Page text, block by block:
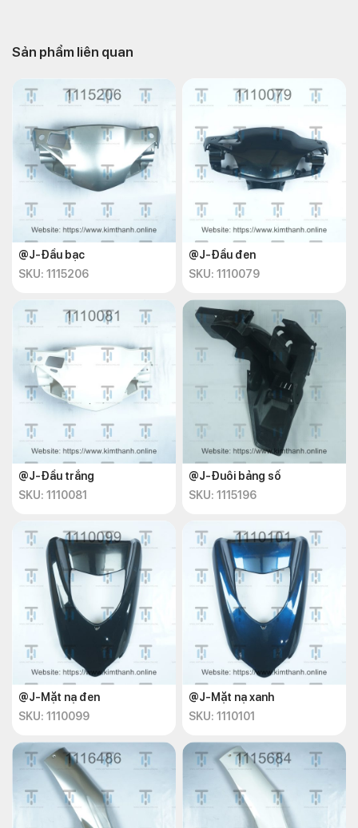
Sản phẩm liên quan
@J-Đầu bạc
SKU: 1115206
@J-Đầu đen
SKU: 1110079
@J-Đầu trắng
SKU: 1110081
@J-Đuôi bảng số
SKU: 1115196
@J-Mặt nạ đen
SKU: 1110099
@J-Mặt nạ xanh
SKU: 1110101